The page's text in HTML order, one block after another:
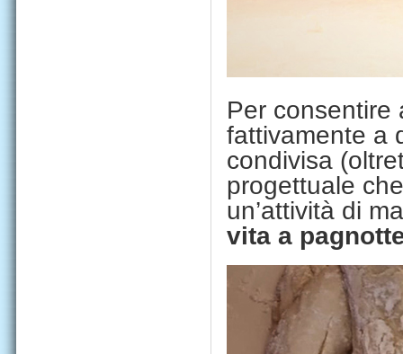
Per consentire
fattivamente a
condivisa
progettuale
un’attività di
vita a